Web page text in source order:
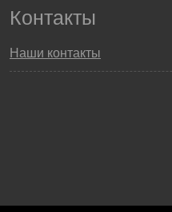
Контакты
Наши контакты